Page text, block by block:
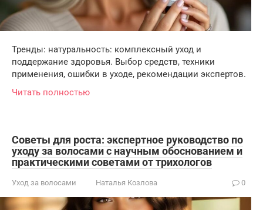
Тренды: натуральность: комплексный уход и
поддержание здоровья. Выбор средств, техники
применения, ошибки в уходе, рекомендации экспертов.
Читать полностью
Советы для роста: экспертное руководство по
уходу за волосами с научным обоснованием и
практическими советами от трихологов
Уход за волосами Наталья Козлова 0